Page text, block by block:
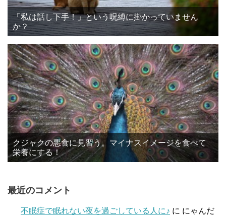
「私は話し下手！」という呪縛に掛かっていません
か？
クジャクの悪食に見習う。マイナスイメージを食べて
栄養にする！
最近のコメント
不眠症で眠れない夜を過ごしている人に♪ に にゃんだ